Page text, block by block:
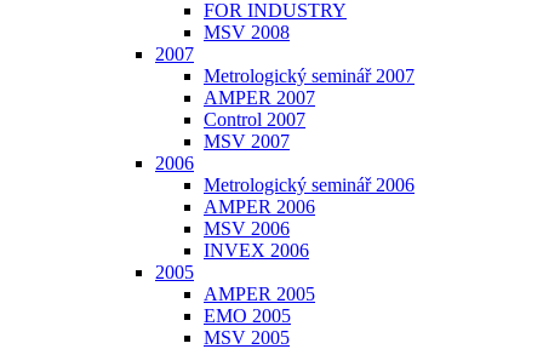
FOR INDUSTRY
MSV 2008
2007
Metrologický seminář 2007
AMPER 2007
Control 2007
MSV 2007
2006
Metrologický seminář 2006
AMPER 2006
MSV 2006
INVEX 2006
2005
AMPER 2005
EMO 2005
MSV 2005